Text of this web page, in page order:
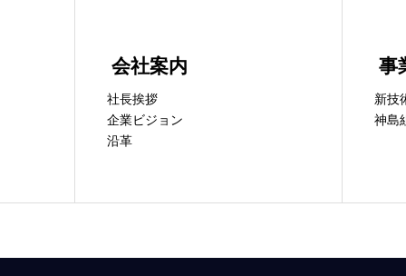
会社案内
社長挨拶
企業ビジョン
沿革
事
新技
神島